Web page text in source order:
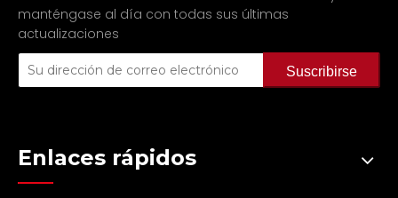
manténgase al día con todas sus últimas
actualizaciones
Suscribirse
Enlaces rápidos